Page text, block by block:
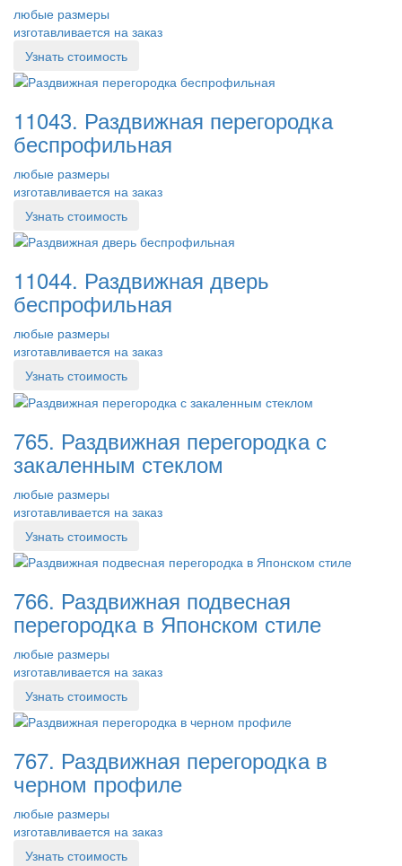
любые размеры
изготавливается на заказ
Узнать стоимость
11043. Раздвижная перегородка
беспрофильная
любые размеры
изготавливается на заказ
Узнать стоимость
11044. Раздвижная дверь
беспрофильная
любые размеры
изготавливается на заказ
Узнать стоимость
765. Раздвижная перегородка с
закаленным стеклом
любые размеры
изготавливается на заказ
Узнать стоимость
766. Раздвижная подвесная
перегородка в Японском стиле
любые размеры
изготавливается на заказ
Узнать стоимость
767. Раздвижная перегородка в
черном профиле
любые размеры
изготавливается на заказ
Узнать стоимость